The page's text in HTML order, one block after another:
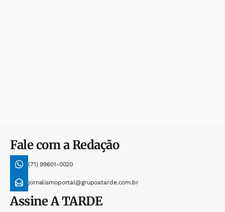
Fale com a Redação
(71) 99601-0020
jornalismoportal@grupoatarde.com.br
AssineA TARDE